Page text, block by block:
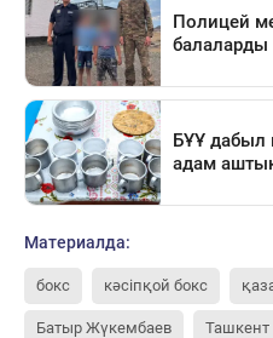
Материалда:
бокс кәсіпқой бокс
Батыр Жүкембаев Ташкент